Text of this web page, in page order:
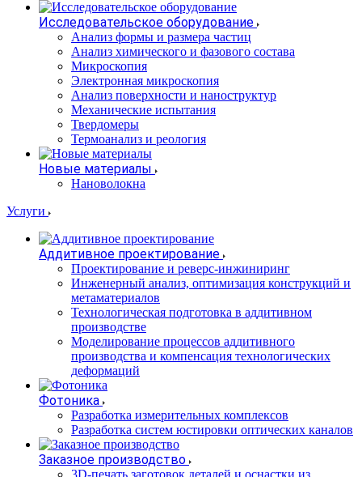
Исследовательское оборудование
Анализ формы и размера частиц
Анализ химического и фазового состава
Микроскопия
Электронная микроскопия
Анализ поверхности и наноструктур
Механические испытания
Твердомеры
Термоанализ и реология
Новые материалы
Нановолокна
Услуги
Аддитивное проектирование
Проектирование и реверс-инжиниринг
Инженерный анализ, оптимизация конструкций и
метаматериалов
Технологическая подготовка в аддитивном
производстве
Моделирование процессов аддитивного
производства и компенсация технологических
деформаций
Фотоника
Разработка измерительных комплексов
Разработка систем юстировки оптических каналов
Заказное производство
3D-печать заготовок деталей и оснастки из